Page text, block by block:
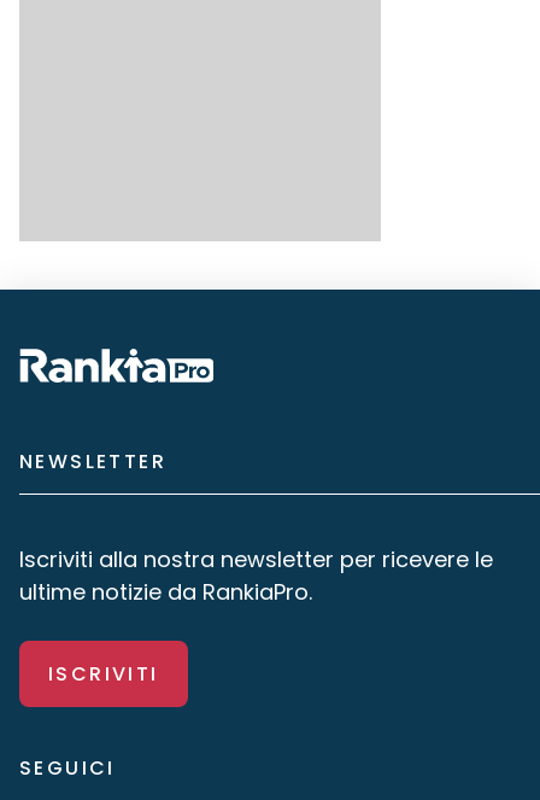
NEWSLETTER
Iscriviti alla nostra newsletter per ricevere le
ultime notizie da RankiaPro.
ISCRIVITI
SEGUICI